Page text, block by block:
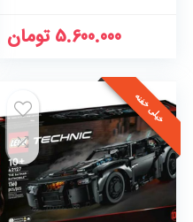
5.600.000 تومان
خیلی خفنه